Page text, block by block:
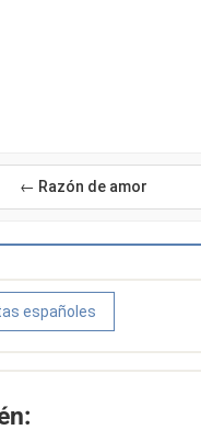
← Razón de amor
españoles